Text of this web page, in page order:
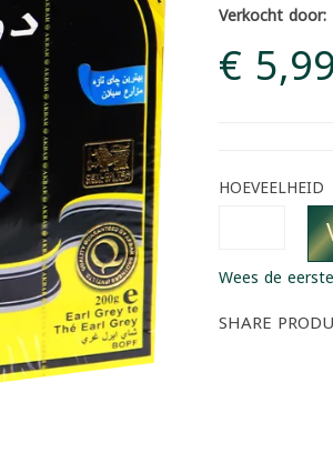
Verkocht door:
€ 5,99
HOEVEELHEID
Wees de
SHARE